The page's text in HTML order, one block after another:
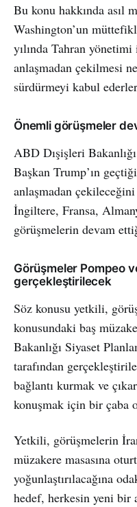
Bu konu hakkında asıl
Washington’un
yılında Tahran
anlaşmadan çekilmesi
sürdürmeyi kabul
Önemli görüşmeler
ABD Dışişleri
Başkan Trump’ın
anlaşmadan çekileceğini
İngiltere, Fransa,
görüşmelerin devam
Görüşmeler Pompeo
gerçekleştirilecek
Söz konusu yetkili,
konusundaki baş
Bakanlığı Siyaset
tarafından
bağlantı kurmak ve
konuşmak için bir çaba
Yetkili, görüşmelerin
müzakere masasına
yoğunlaştırılacağına
hedef, herkesin yeni bir